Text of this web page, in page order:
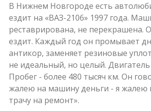
В Нижнем Новгороде есть
ездит на «ВАЗ-2106» 1997 года.
реставрирована, не перекрашена.
ездит. Каждый год он промывает
антикор, заменяет резиновые
не идеальный, но целый.
Пробег - более 480 тысяч км. Он
жалею на машину деньги - я жалею
трачу на ремонт».